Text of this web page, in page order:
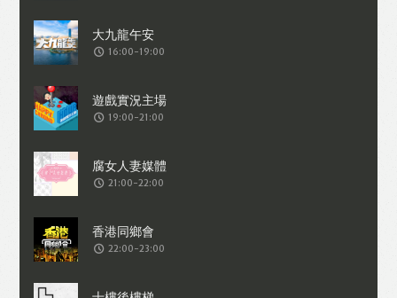
16:00-19:00
19:00-21:00
21:00-22:00
22:00-23:00